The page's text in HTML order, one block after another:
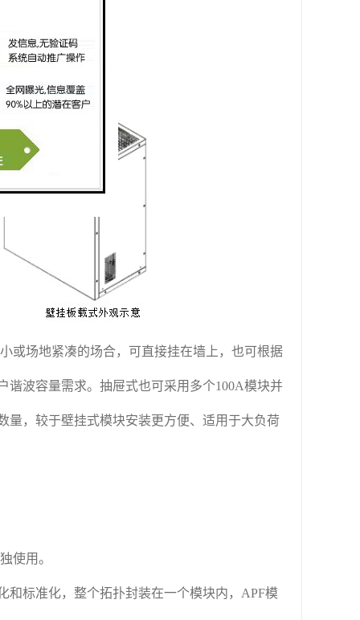
或场地紧凑的场合，可直接挂在墙上，也可根据
谐波容量需求。抽屉式也可采用多个100A模块并
量，较于壁挂式模块安装更方便、适用于大负荷
使用。
标准化，整个拓扑封装在一个模块内，APF模